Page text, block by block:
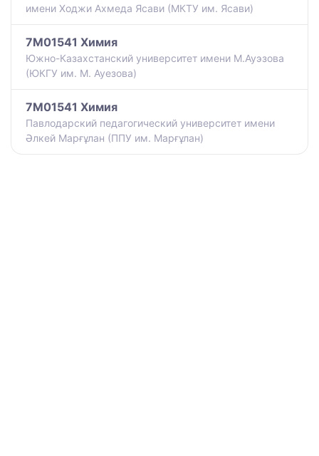
имени Ходжи Ахмеда Ясави (МКТУ им. Ясави)
7M01541 Химия
Южно-Казахстанский университет имени М.Ауэзова
(ЮКГУ им. М. Ауезова)
7M01541 Химия
Павлодарский педагогический университет имени
Әлкей Марғұлан (ППУ им. Марғұлан)